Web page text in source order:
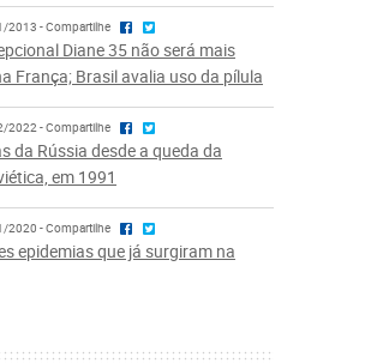
2013 - Compartilhe
Diane 35 não será mais
França; Brasil avalia uso da pílula
2022 - Compartilhe
da Rússia desde a queda da
em 1991
2020 - Compartilhe
epidemias que já surgiram na